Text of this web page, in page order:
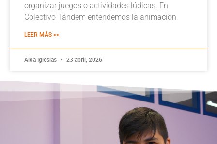
organizar juegos o actividades lúdicas. En
Colectivo Tándem entendemos la animación
LEER MÁS >>
Aida Iglesias 23 abril, 2026